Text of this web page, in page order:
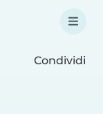
Condividi